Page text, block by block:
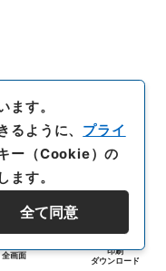
全画面
印刷
ダウンロード
ます。
るように、 プライ
ー（Cookie）の
ます。
全て同意